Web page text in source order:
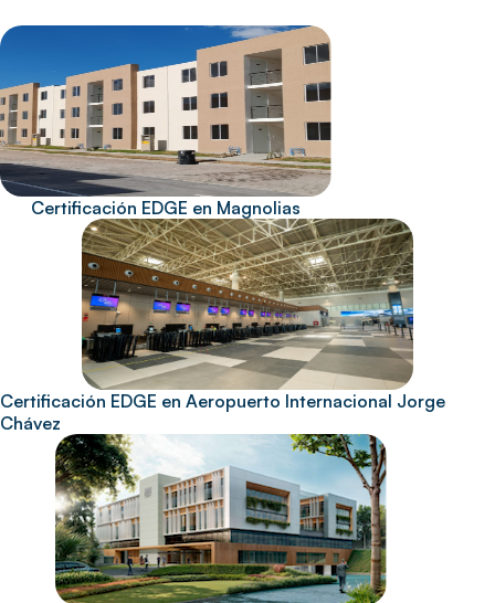
Certificación EDGE en Magnolias
Certificación EDGE en Aeropuerto Internacional Jorge
Chávez